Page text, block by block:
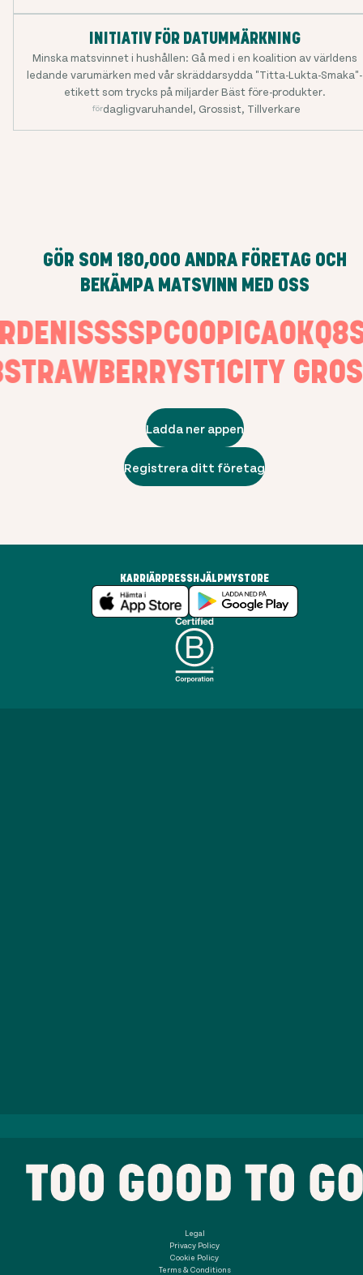
INITIATIV FÖR DATUMMÄRKNING
Minska matsvinnet i hushållen: Gå med i en koalition av världens
ledande varumärken med vår skräddarsydda "Titta-Lukta-Smaka"-
etikett som trycks på miljarder Bäst före-produkter.
fördagligvaruhandel, Grossist, Tillverkare
GÖR SOM 180,000 ANDRA FÖRETAG OCH
BEKÄMPA MATSVINN MED OSS
ISSSSPCOOPICA
ST1CITY GROSS
Ladda ner appen
Registrera ditt företag
KARRIÄR PRESS HJÄLP MYSTORE
Legal
Privacy Policy
Cookie Policy
Terms & Conditions